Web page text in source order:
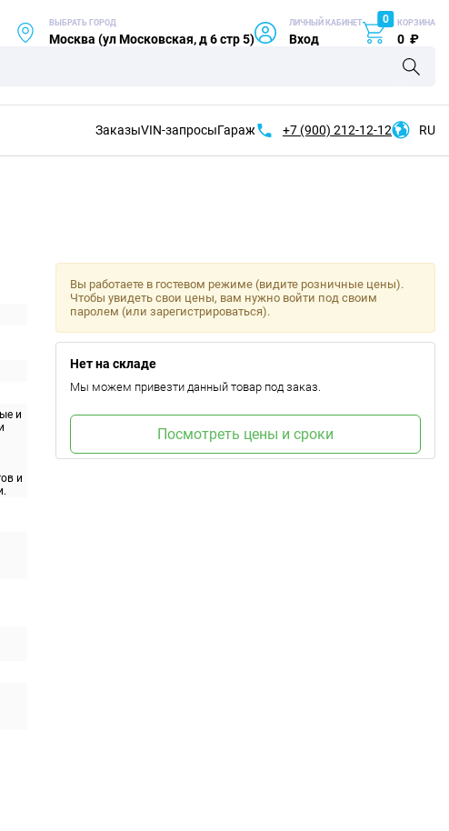
ВЫБРАТЬ ГОРОД
Москва (ул Московская, д 6 стр 5)
ЛИЧНЫЙ КАБИНЕТ
Вход
0 КОРЗИНА
0 ₽
ЗаказыVIN-запросыГараж +7 (900) 212-12-12 RU
и
и
Вы работаете в гостевом режиме (видите розничные цены).
Чтобы увидеть свои цены, вам нужно войти под своим
паролем (или зарегистрироваться).
Нет на складе
Мы можем привезти данный товар под заказ.
Посмотреть цены и сроки